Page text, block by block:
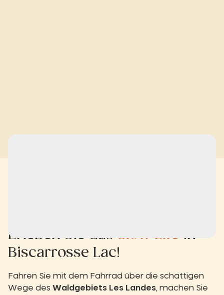
Erleben Sie das Slow Life in
Biscarrosse Lac!
Fahren Sie mit dem Fahrrad über die schattigen
Wege des Waldgebiets Les Landes , machen Sie